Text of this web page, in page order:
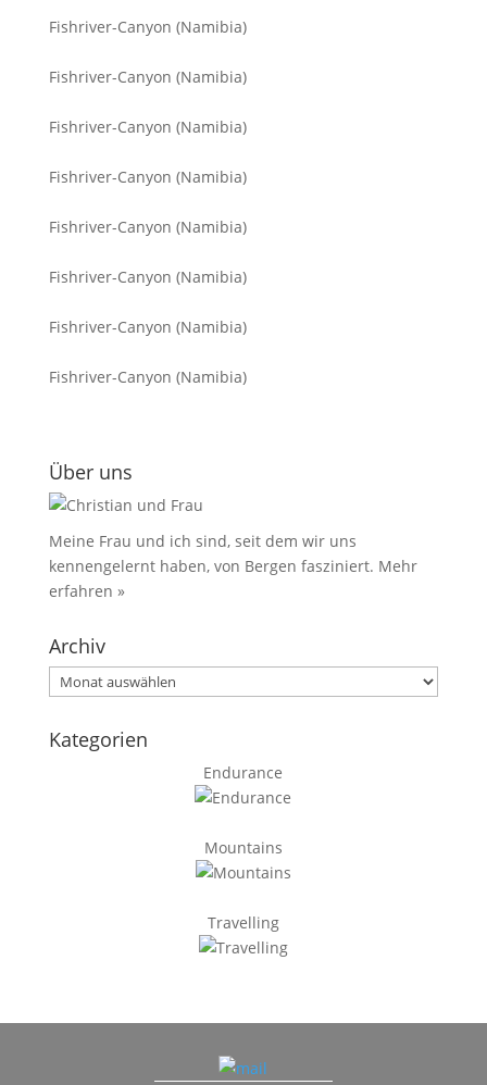
Fishriver-Canyon (Namibia)
Fishriver-Canyon (Namibia)
Fishriver-Canyon (Namibia)
Fishriver-Canyon (Namibia)
Fishriver-Canyon (Namibia)
Fishriver-Canyon (Namibia)
Fishriver-Canyon (Namibia)
Fishriver-Canyon (Namibia)
Über uns
Meine Frau und ich sind, seit dem wir uns
kennengelernt haben, von Bergen fasziniert. Mehr
erfahren »
Archiv
Archiv
Kategorien
Endurance
Mountains
Travelling